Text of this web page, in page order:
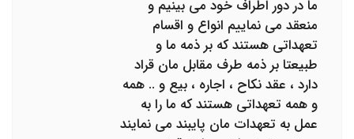
ما در دور اطراف خود می بینیم و
منعقد می نماییم انواع و اقسام
تعهداتی هستند که بر ذمه ما و
طبیعتا بر ذمه طرف مقابل مان قراد
دارد ، عقد نکاح ، اجاره ، بیع و .. همه
و همه تعهداتی هستند که ما را به
عمل به تعهدات مان پایبند می نمایند